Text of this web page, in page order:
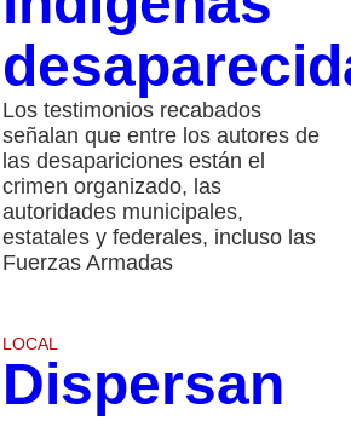
Los testimonios recabados
señalan que entre los autores de
las desapariciones están el
crimen organizado, las
autoridades municipales,
estatales y federales, incluso las
Fuerzas Armadas
LOCAL
Dispersan